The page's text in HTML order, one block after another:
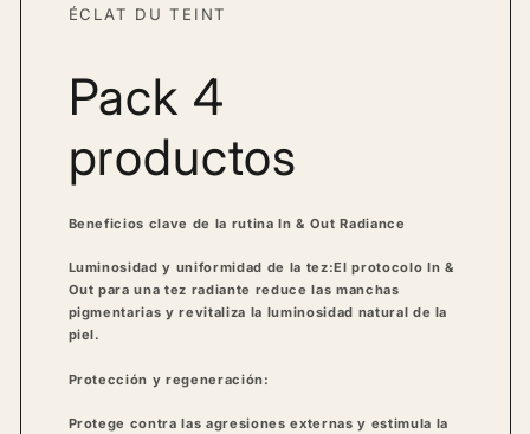
ÉCLAT DU TEINT
Pack 4
productos
Beneficios clave de la rutina In & Out Radiance
Luminosidad y uniformidad de la tez:El protocolo In &
Out para una tez radiante reduce las manchas
pigmentarias y revitaliza la luminosidad natural de la
piel.
Protección y regeneración:
Protege contra las agresiones externas y estimula la